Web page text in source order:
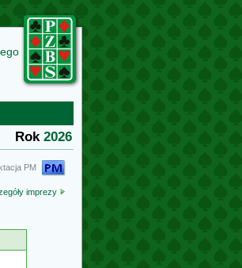
Rok 2026
PM
imprezy